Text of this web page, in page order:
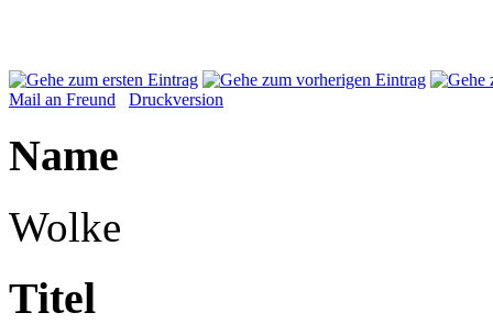
Mail an Freund Druckversion
Name
Wolke
Titel